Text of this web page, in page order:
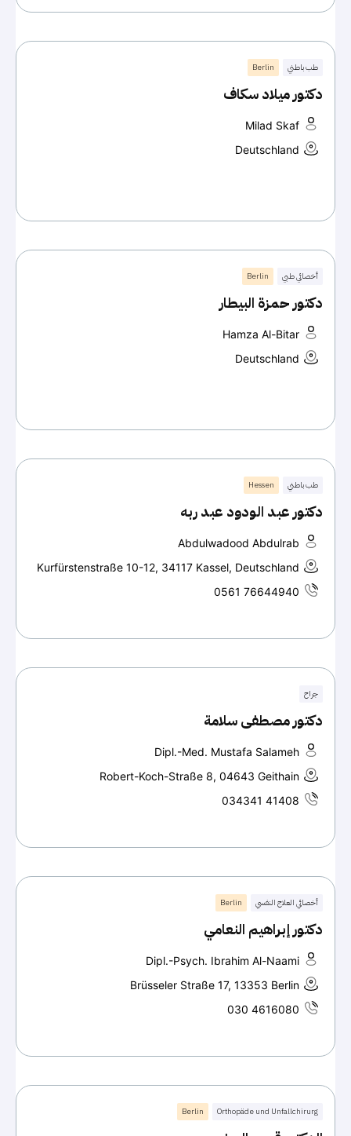
طب باطني Berlin
دكتور ميلاد سكاف
Milad Skaf
Deutschland
أخصائي طبي Berlin
دكتور حمزة البيطار
Hamza Al-Bitar
Deutschland
طب باطني Hessen
دكتور عبد الودود عبد ربه
Abdulwadood Abdulrab
Kurfürstenstraße 10-12, 34117 Kassel, Deutschland
0561 76644940
جراح
دكتور مصطفى سلامة
Dipl.-Med. Mustafa Salameh
Robert-Koch-Straße 8, 04643 Geithain
034341 41408
أخصائي العلاج النفسي Berlin
دكتور إبراهيم النعامي
Dipl.-Psych. Ibrahim Al-Naami
Brüsseler Straße 17, 13353 Berlin
030 4616080
Orthopäde und Unfallchirurg
Berlin